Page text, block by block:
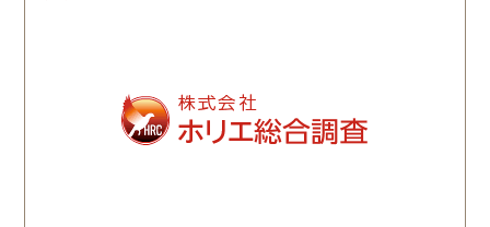
明を受けましたが、説明通
り日数はかかりましたが、
具体的な不貞の証拠が取れ
た。 契約後もこちらの
を遥かに上回るスピーデ